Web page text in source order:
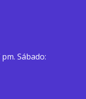
Sábado: